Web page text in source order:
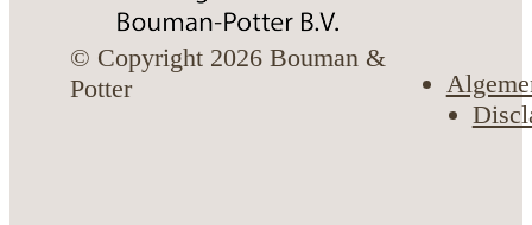
© Copyright 2026 Bouman &
Potter